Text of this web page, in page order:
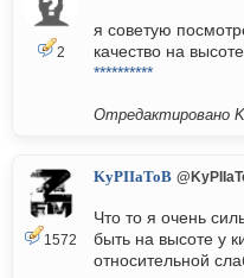
2
я советую
качество на высоте.
**********
Отредактировано
1572
KyPIIaToB
Что то я очень
быть на высоте у
относительной